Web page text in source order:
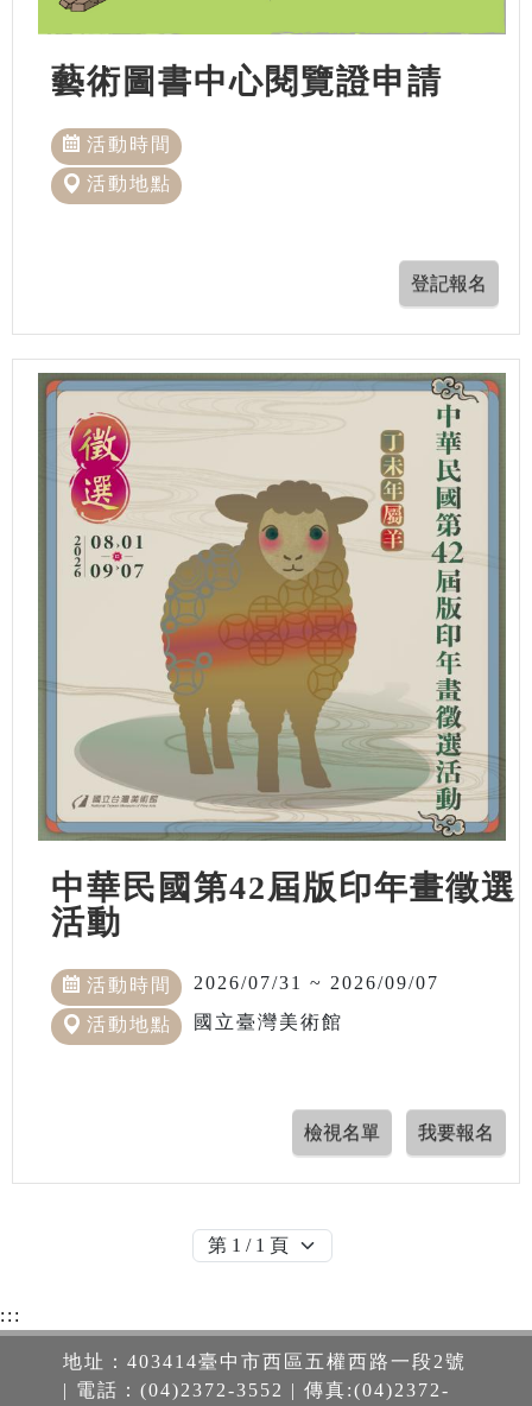
藝術圖書中心閱覽證申請
活動時間
活動地點
中華民國第42屆版印年畫徵選
活動
活動時間 2026/07/31 ~ 2026/09/07
活動地點 國立臺灣美術館
:::
地址：403414臺中市西區五權西路一段2號
| 電話：(04)2372-3552 | 傳真:(04)2372-